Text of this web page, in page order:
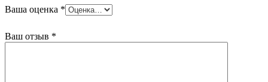
Ваша оценка *
Ваш отзыв *